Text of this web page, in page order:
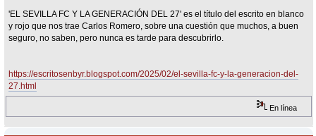
'EL SEVILLA FC Y LA GENERACIÓN DEL 27' es el título del escrito en blanco
y rojo que nos trae Carlos Romero, sobre una cuestión que muchos, a buen
seguro, no saben, pero nunca es tarde para descubrirlo.
https://escritosenbyr.blogspot.com/2025/02/el-sevilla-fc-y-la-generacion-del-
27.html
En línea